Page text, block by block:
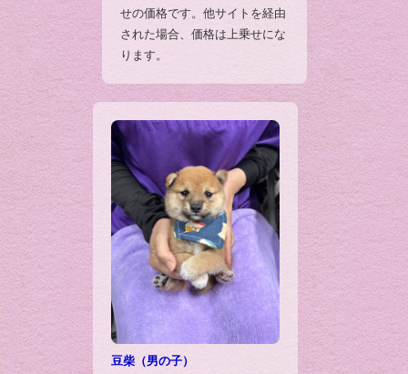
せの価格です。他サイトを経由
された場合、価格は上乗せにな
ります。
豆柴（男の子）